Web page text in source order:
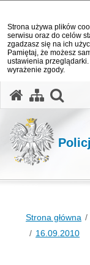
Strona używa plików
serwisu oraz do celów
zgadzasz się na ich
Pamiętaj, że możesz
ustawienia
wyrażenie zgody.
Strona główna
16.09.2010